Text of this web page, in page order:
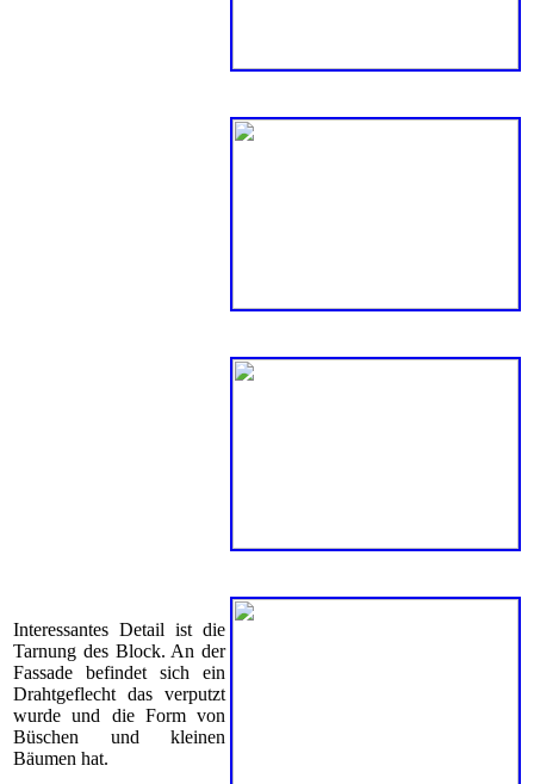
Interessantes Detail ist die
Tarnung des Block. An der
Fassade befindet sich ein
Drahtgeflecht das verputzt
wurde und die Form von
Büschen und kleinen
Bäumen hat.